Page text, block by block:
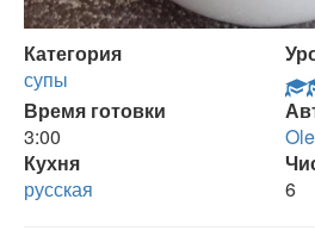
Категория
супы
Время готовки
3:00
Кухня
русская
6